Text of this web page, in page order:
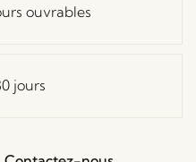
ouvrables
jours